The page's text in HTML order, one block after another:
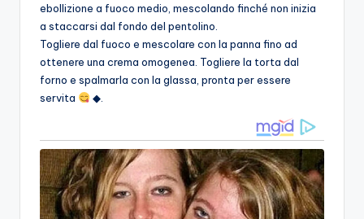
ebollizione a fuoco medio, mescolando finché non inizia
a staccarsi dal fondo del pentolino.
Togliere dal fuoco e mescolare con la panna fino ad
ottenere una crema omogenea. Togliere la torta dal
forno e spalmarla con la glassa, pronta per essere
servita
◆.